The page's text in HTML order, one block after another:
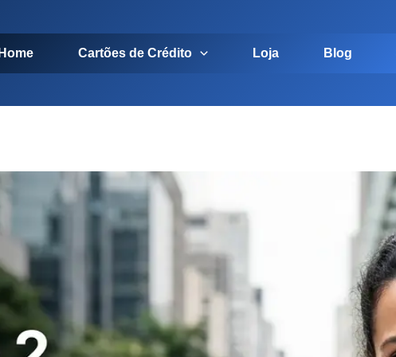
Home Cartões de Crédito Loja Blog